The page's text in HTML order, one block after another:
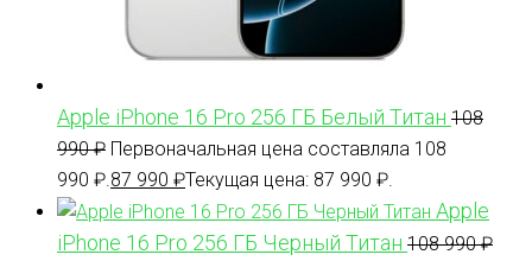
Apple iPhone 16 Pro 256 ГБ Белый Титан 108
990₽ Первоначальная цена составляла 108
990 ₽. 87 990 ₽Текущая цена: 87 990 ₽.
Apple
iPhone 16 Pro 256 ГБ Черный Титан 108 990₽